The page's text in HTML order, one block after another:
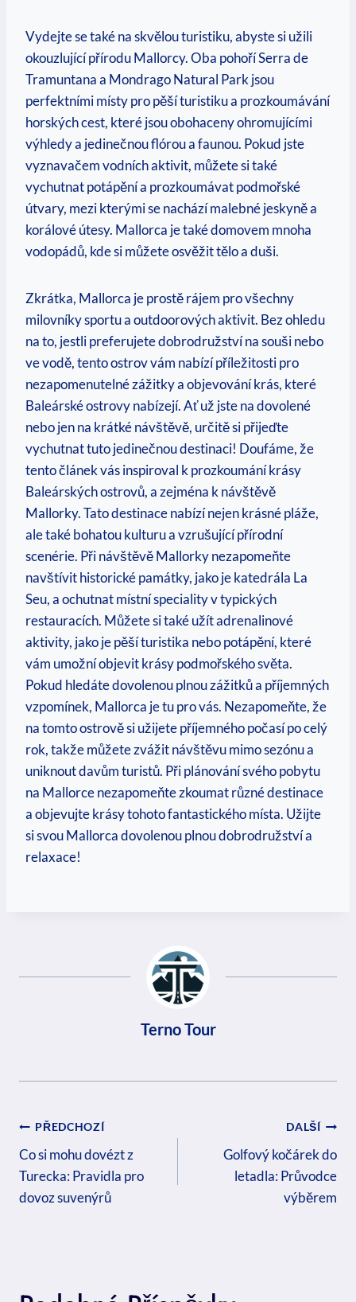
Vydejte se také na skvělou turistiku, abyste si‌ užili
okouzlující přírodu Mallorcy. Oba pohoří ​Serra de‍
Tramuntana a ‍Mondrago⁣ Natural Park jsou
perfektními místy ‌pro pěší turistiku‍ a prozkoumávání
horských​ cest, které jsou obohaceny ohromujícími
výhledy ‍a⁤ jedinečnou flórou a faunou. Pokud jste
vyznavačem vodních⁣ aktivit, můžete si ‌také
vychutnat potápění a prozkoumávat podmořské
útvary, mezi kterými se nachází malebné jeskyně​ a
korálové​ útesy.‍ Mallorca je také domovem mnoha
vodopádů, kde⁢ si můžete osvěžit tělo a duši.
Zkrátka, Mallorca je prostě rájem ‍pro ‌všechny
milovníky sportu ⁢a outdoorových aktivit. Bez ohledu⁣
na⁣ to, jestli preferujete⁣ dobrodružství na souši⁣ nebo
ve ⁤vodě, tento ostrov vám nabízí​ příležitosti ⁣pro
nezapomenutelné zážitky⁢ a objevování⁢ krás, ‍které
Baleárské ostrovy nabízejí. Ať už jste na dovolené⁢
nebo jen na ⁢krátké návštěvě, ​určitě si⁣ přijeďte
vychutnat ‌tuto jedinečnou ‍destinaci! Doufáme, že
tento článek ​vás inspiroval ‍k prozkoumání krásy⁤
Baleárských ostrovů, a⁤ zejména k návštěvě
Mallorky. Tato destinace ⁢nabízí nejen krásné pláže,
ale také bohatou kulturu‍ a​ vzrušující přírodní
scenérie. Při návštěvě Mallorky nezapomeňte
navštívit historické památky, jako je katedrála La‌
Seu, a ochutnat ‌místní speciality v typických
restauracích. Můžete si také užít adrenalinové
aktivity, jako je pěší turistika ⁤nebo potápění,⁢ které
vám umožní objevit ‍krásy podmořského světa.
Pokud hledáte ⁣dovolenou plnou ⁤zážitků a ‍příjemných
⁢vzpomínek, Mallorca ‌je​ tu pro ⁤vás. Nezapomeňte, že
na tomto ostrově si užijete příjemného počasí ⁤po celý
rok, ‍takže ‍můžete zvážit ​návštěvu mimo sezónu a
uniknout ⁣davům​ turistů. Při ​plánování ‍svého pobytu
na Mallorce ⁢nezapomeňte zkoumat různé destinace
a objevujte krásy‌ tohoto fantastického místa. Užijte
si svou Mallorca⁢ dovolenou plnou dobrodružství a⁤
relaxace!‌
Terno Tour
Navigace
Pro
Příspěvek
PŘEDCHOZÍ
Co si mohu dovézt z
Turecka: Pravidla pro
dovoz suvenýrů
DALŠÍ
Golfový kočárek do
letadla: Průvodce
výběrem